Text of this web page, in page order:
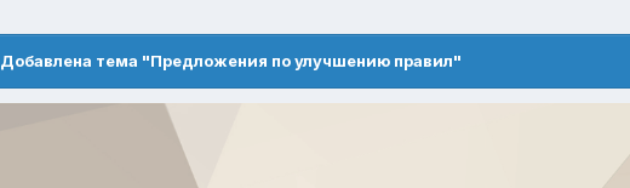
Добавлена тема "Предложения по улучшению правил"